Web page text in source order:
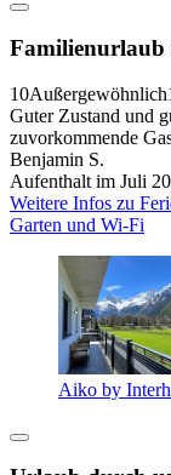
Familienurlaub
10Außergewöhnlich
Guter Zustand und
zuvorkommende
Benjamin S.
Aufenthalt im Juli
Weitere Infos zu
Garten und Wi-Fi
Aiko by